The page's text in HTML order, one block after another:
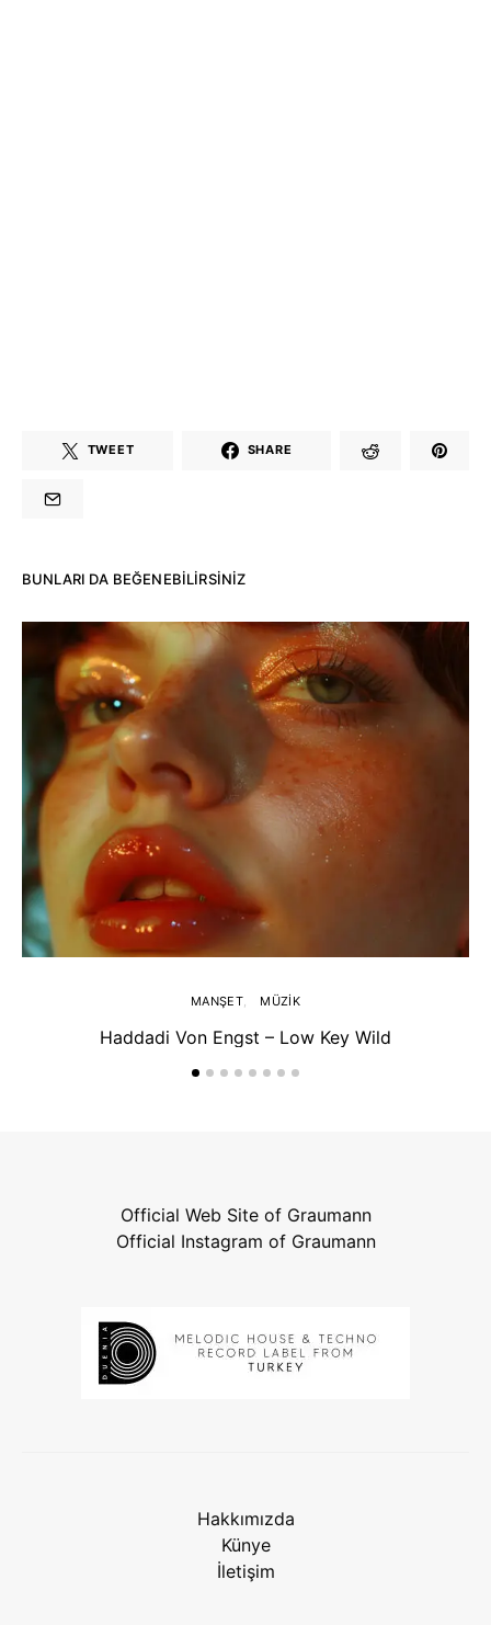
TWEET SHARE
BUNLARI DA BEĞENEBILIRSINIZ
MANŞET MÜZIK
Haddadi Von Engst – Low Key Wild
Official Web Site of Graumann
Official Instagram of Graumann
Hakkımızda
Künye
İletişim